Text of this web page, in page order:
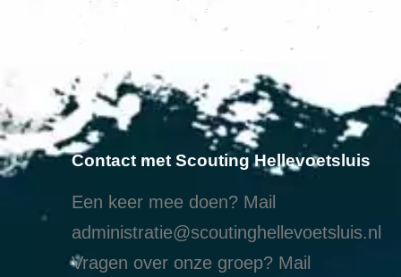
Contact met Scouting Hellevoetsluis
Een keer mee doen? Mail
administratie@scoutinghellevoetsluis.nl
Vragen over onze groep? Mail